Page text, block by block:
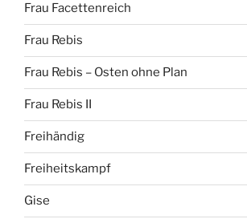
Frau Facettenreich
Frau Rebis
Frau Rebis – Osten ohne Plan
Frau Rebis II
Freihändig
Freiheitskampf
Gise